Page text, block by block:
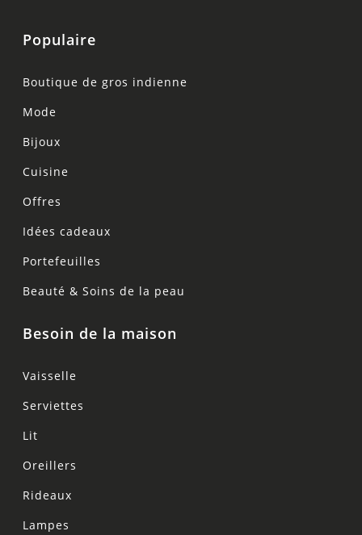
Populaire
Boutique de gros indienne
Mode
Bijoux
Cuisine
Offres
Idées cadeaux
Portefeuilles
Beauté & Soins de la peau
Besoin de la maison
Vaisselle
Serviettes
Lit
Oreillers
Rideaux
Lampes